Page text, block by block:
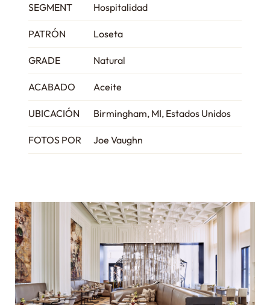
SEGMENT Hospitalidad
PATRÓN Loseta
GRADE Natural
ACABADO Aceite
UBICACIÓN Birmingham, MI, Estados Unidos
FOTOS POR Joe Vaughn